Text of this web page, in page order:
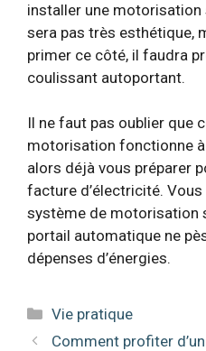
installer une motorisation
sera pas très esthétique,
primer ce côté, il faudra
coulissant autoportant.
Il ne faut pas oublier que
motorisation fonctionne à
alors déjà vous préparer
facture d’électricité.
système de motorisation
portail automatique ne
dépenses d’énergies.
Catégories
Vie pratique
Comment profiter